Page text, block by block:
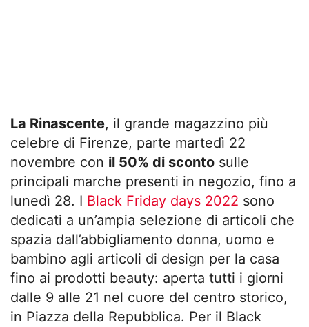
La Rinascente, il grande magazzino più
celebre di Firenze, parte martedì 22
novembre con il 50% di sconto sulle
principali marche presenti in negozio, fino a
lunedì 28. I Black Friday days 2022 sono
dedicati a un’ampia selezione di articoli che
spazia dall’abbigliamento donna, uomo e
bambino agli articoli di design per la casa
fino ai prodotti beauty: aperta tutti i giorni
dalle 9 alle 21 nel cuore del centro storico,
in Piazza della Repubblica. Per il Black